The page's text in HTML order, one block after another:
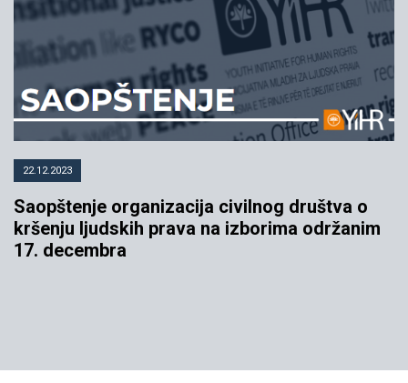
22.12.2023
Saopštenje organizacija civilnog društva o
kršenju ljudskih prava na izborima održanim
17. decembra